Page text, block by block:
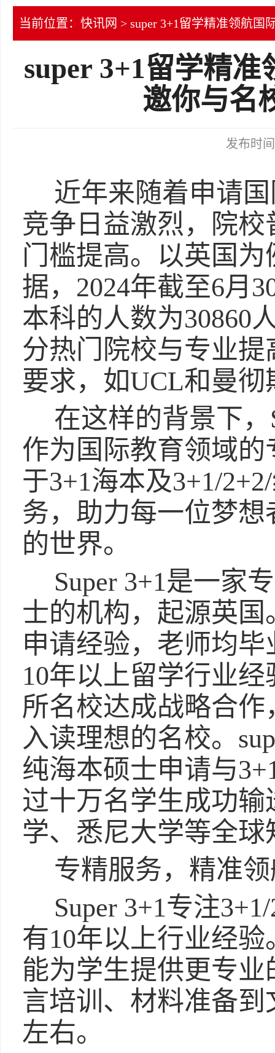
当前位置： 快讯网 > super 3+1留学精准领航
super 3+1留学精
邀你与名
发布时
近年来随着申请
竞争日益激烈，院
门槛提高。以英国
据，2024年截至6月
本科的人数为30860
分热门院校与专业
要求，如UCL和曼
在这样的背景下
作为国际教育领域
于3+1海本及3+1/
务，助力每一位梦
的世界。
Super 3+1是一家
士的机构，起源英
申请经验，老师均毕
10年以上留学行业
所名校达成战略合
入读理想的名校。
纯海本硕士申请与
过十万名学生成功
学、悉尼大学等全球
专精服务，精准
Super 3+1专注
有10年以上行业经
能为学生提供更专
言培训、材料准备
左右。